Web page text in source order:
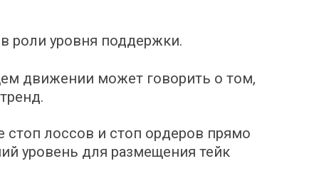
роли уровня поддержки.
движении может говорить о том,
лоссов и стоп ордеров прямо
уровень для размещения тейк